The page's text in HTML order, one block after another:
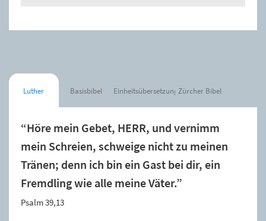
Luther Basisbibel Einheitsübersetzung Zürcher Bibel
“Höre mein Gebet, HERR, und vernimm
mein Schreien, schweige nicht zu meinen
Tränen; denn ich bin ein Gast bei dir, ein
Fremdling wie alle meine Väter.”
Psalm 39,13